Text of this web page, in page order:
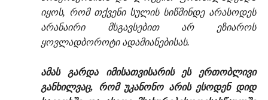
იყოს, რომ თქვენი სულის სიწმინდე არასოდეს
არანაირი მსგავსებით არ ეზიაროს
ყოვლადბოროტი ადამიანებისას.
ამას გარდა იმისათვისარის ეს ერთობლივი
განხილვაც, რომ უკანონო არის ესოდენ დიდ